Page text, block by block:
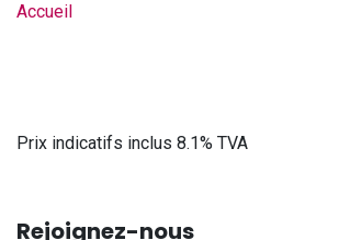
Accueil
Prix indicatifs inclus 8.1% TVA
Rejoignez-nous